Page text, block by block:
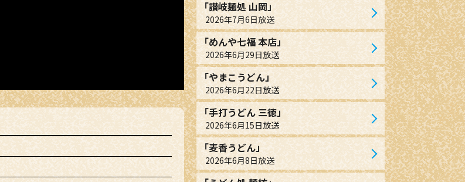
「讃岐麺処 山岡」
2026年7月6日放送
「めんや七福 本店」
2026年6月29日放送
「やまこうどん」
2026年6月22日放送
「手打うどん 三徳」
2026年6月15日放送
「麦香うどん」
2026年6月8日放送